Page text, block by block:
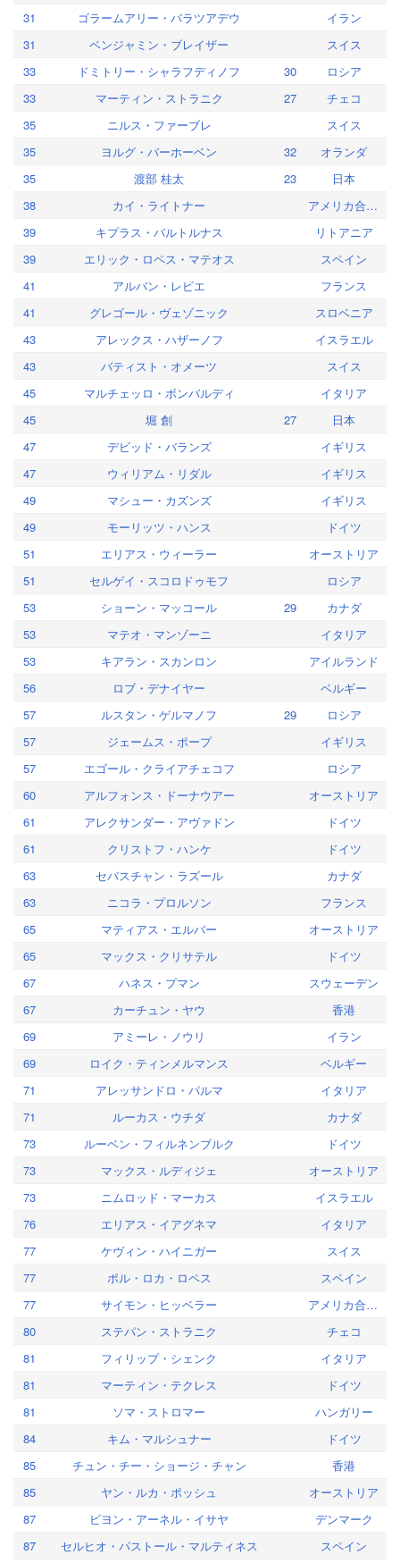
31
ゴラームアリー・バラツアデウ
イラン
31
ベンジャミン・ブレイザー
スイス
33
ドミトリー・シャラフディノフ 30
ロシア
33
マーティン・ストラニク 27
チェコ
35
ニルス・ファーブレ
スイス
35
ヨルグ・バーホーベン 32
オランダ
35
渡部 桂太 23
日本
38
カイ・ライトナー
アメリカ合衆国
39
キプラス・バルトルナス
リトアニア
39
エリック・ロペス・マテオス
スペイン
41
アルバン・レビエ
フランス
41
グレゴール・ヴェゾニック
スロベニア
43
アレックス・ハザーノフ
イスラエル
43
バティスト・オメーツ
スイス
45
マルチェッロ・ボンバルディ
イタリア
45
堀 創 27
日本
47
デビッド・バランズ
イギリス
47
ウィリアム・リダル
イギリス
49
マシュー・カズンズ
イギリス
49
モーリッツ・ハンス
ドイツ
51
エリアス・ウィーラー
オーストリア
51
セルゲイ・スコロドゥモフ
ロシア
53
ショーン・マッコール 29
カナダ
53
マテオ・マンゾーニ
イタリア
53
キアラン・スカンロン
アイルランド
56
ロブ・デナイヤー
ベルギー
57
ルスタン・ゲルマノフ 29
ロシア
57
ジェームス・ポープ
イギリス
57
エゴール・クライアチェコフ
ロシア
60
アルフォンス・ドーナウアー
オーストリア
61
アレクサンダー・アヴァドン
ドイツ
61
クリストフ・ハンケ
ドイツ
63
セバスチャン・ラズール
カナダ
63
ニコラ・プロルソン
フランス
65
マティアス・エルバー
オーストリア
65
マックス・クリサテル
ドイツ
67
ハネス・プマン
スウェーデン
67
カーチュン・ヤウ
香港
69
アミーレ・ノウリ
イラン
69
ロイク・ティンメルマンス
ベルギー
71
アレッサンドロ・パルマ
イタリア
71
ルーカス・ウチダ
カナダ
73
ルーベン・フィルネンブルク
ドイツ
73
マックス・ルディジェ
オーストリア
73
ニムロッド・マーカス
イスラエル
76
エリアス・イアグネマ
イタリア
77
ケヴィン・ハイニガー
スイス
77
ポル・ロカ・ロペス
スペイン
77
サイモン・ヒッベラー
アメリカ合衆国
80
ステパン・ストラニク
チェコ
81
フィリップ・シェンク
イタリア
81
マーティン・テクレス
ドイツ
81
ソマ・ストロマー
ハンガリー
84
キム・マルシュナー
ドイツ
85
チュン・チー・ショージ・チャン
香港
85
ヤン・ルカ・ポッシュ
オーストリア
87
ビヨン・アーネル・イサヤ
デンマーク
87
セルヒオ・パストール・マルティネス スペイン